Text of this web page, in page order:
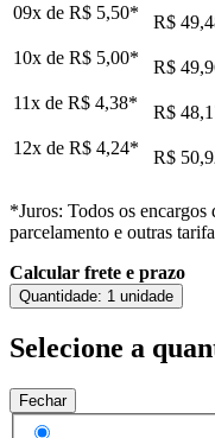
09x de R$ 5,50*
R$
10x de R$ 5,00*
R$
11x de R$ 4,38*
R$
12x de R$ 4,24* R$
*Juros: Todos os
parcelamento e outras
Calcular frete e prazo
Quantidade: 1 unidade
Selecione a
Fechar